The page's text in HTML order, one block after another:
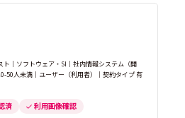
ト｜ソフトウェア・SI｜社内情報システム（開
50人未満｜ユーザー（利用者）｜契約タイプ 有
済 利用画像確認